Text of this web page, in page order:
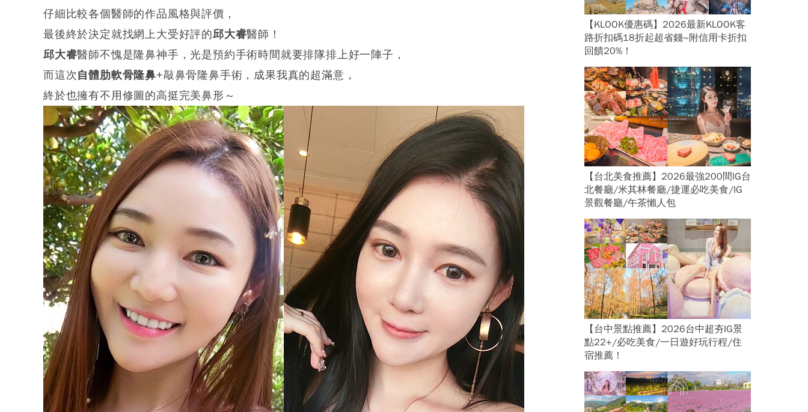
仔細比較各個醫師的作品風格與評價，
最後終於決定就找網上大受好評的邱大睿醫師！
邱大睿醫師不愧是隆鼻神手，光是預約手術時間就要排隊排上好一陣子，
而這次 自體肋軟骨隆鼻+敲鼻骨隆鼻手術，成果我真的超滿意，
終於也擁有不用修圖的高挺完美鼻形～
【KLOOK優惠碼】2026最新KLOOK客
路折扣碼18折起超省錢~附信用卡折扣
回饋20%！
【台北美食推薦】2026最強200間IG台
北餐廳/米其林餐廳/捷運必吃美食/IG
景觀餐廳/午茶懶人包
【台中景點推薦】2026台中超夯IG景
點22+/必吃美食/一日遊好玩行程/住
宿推薦！